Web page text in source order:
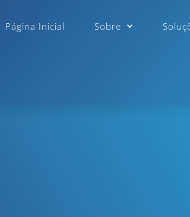
Página Inicial Sobre